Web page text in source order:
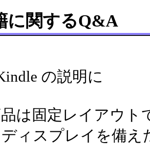
に関するQ&A
の説明に
は固定レイアウト
ィスプレイを備